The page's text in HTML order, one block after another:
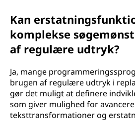
Kan
komplekse
af regulære udtryk?
Ja, mange
brugen af regulære udtryk i
gør det muligt at definere
som giver mulighed for
teksttransformationer og